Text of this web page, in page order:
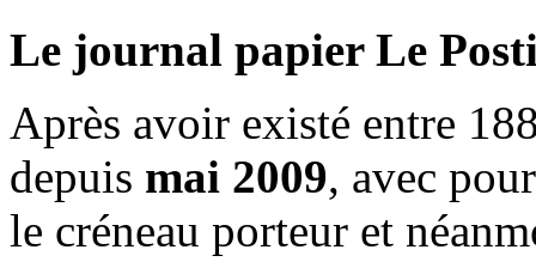
Le journal papier Le
Après avoir existé entre
depuis mai 2009, avec
le créneau porteur et